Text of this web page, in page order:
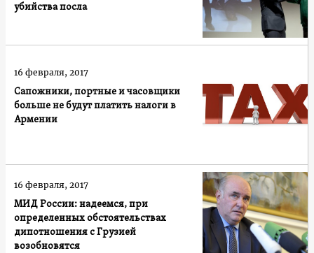
убийства посла
Сапожники, портные и часовщики
больше не будут платить налоги в
Армении
16 февраля, 2017
МИД России: надеемся, при
определенных обстоятельствах
дипотношения с Грузией
возобновятся
16 февраля, 2017